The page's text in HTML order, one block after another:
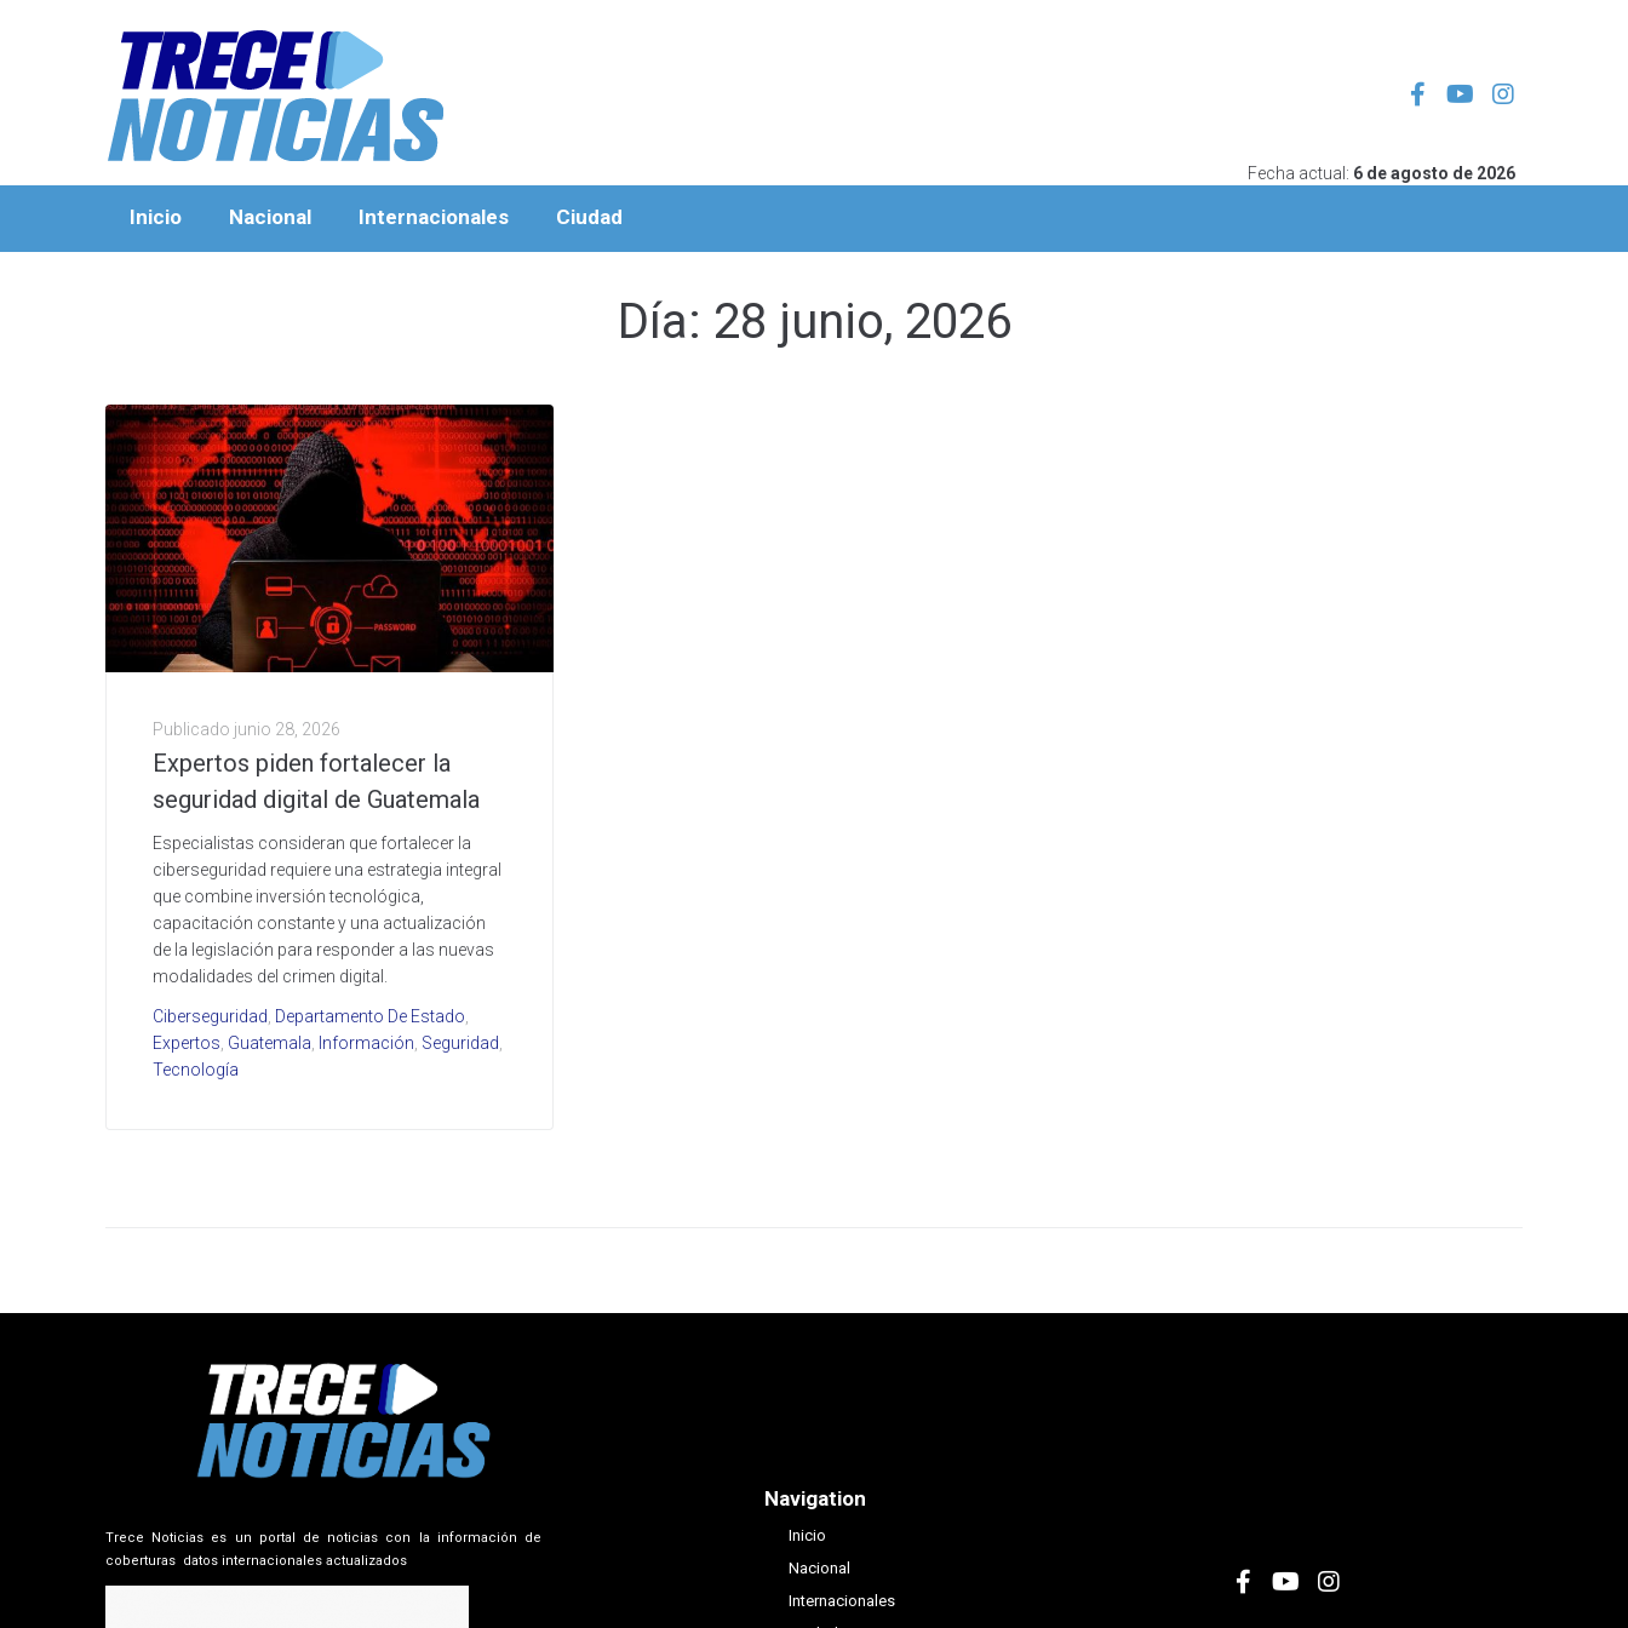
Fecha actual: 6 de agosto de 2026
Inicio Nacional Internacionales Ciudad
Día: 28 junio, 2026
Publicado junio 28, 2026
Expertos piden fortalecer la
seguridad digital de Guatemala
Especialistas consideran que fortalecer la
ciberseguridad requiere una estrategia integral
que combine inversión tecnológica,
capacitación constante y una actualización
de la legislación para responder a las nuevas
modalidades del crimen digital.
Ciberseguridad Departamento De Estado
Expertos Guatemala Información Seguridad
Tecnología
Trece Noticias es un portal de noticias con la información de
coberturas datos internacionales actualizados
Navigation
Inicio
Nacional
Internacionales